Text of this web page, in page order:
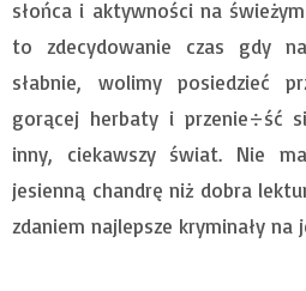
słońca i aktywności na
to zdecydowanie czas gdy
słabnie, wolimy posiedzieć
gorącej herbaty i przenie÷ść
inny, ciekawszy świat. Nie
jesienną chandrę niż dobra
zdaniem najlepsze kryminały na